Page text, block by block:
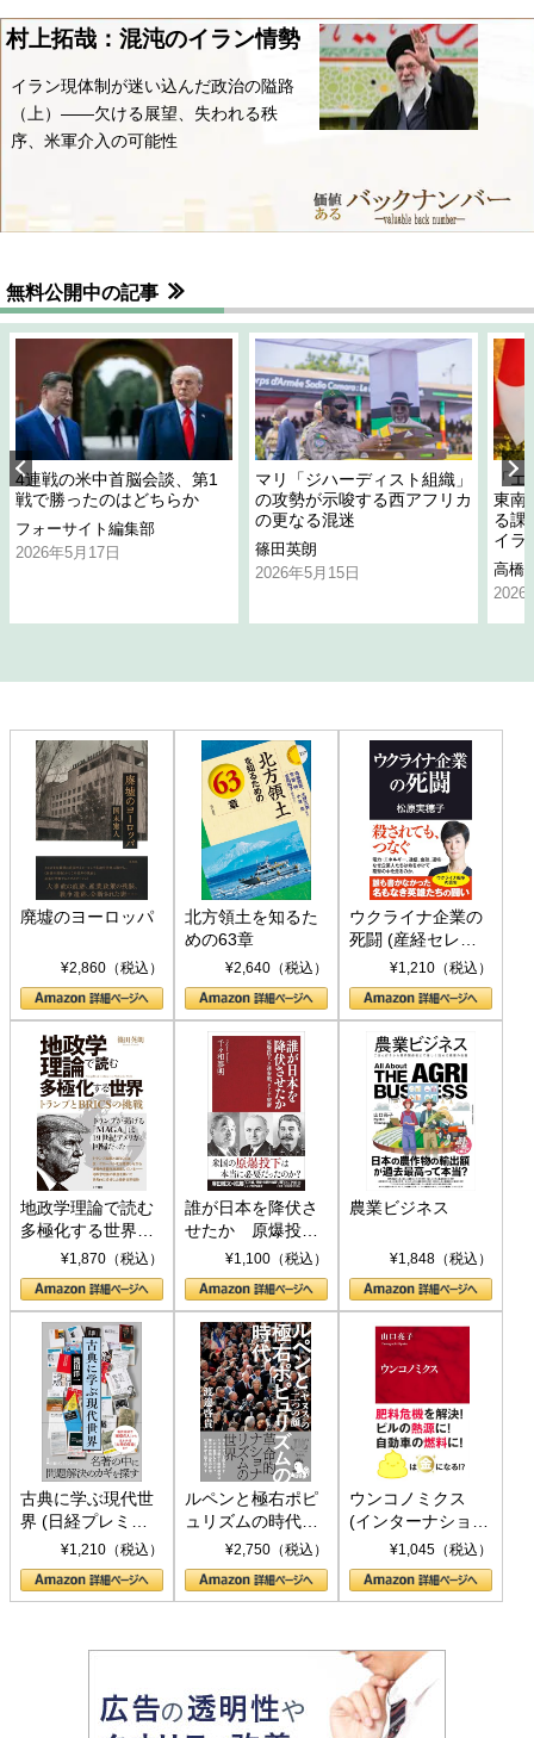
村上拓哉：混沌のイラン情勢
イラン現体制が迷い込んだ政治の隘路
（上）――欠ける展望、失われる秩
序、米軍介入の可能性
無料公開中の記事
4連戦の米中首脳会談、第1
戦で勝ったのはどちらか
フォーサイト編集部
2026年5月17日
マリ「ジハーディスト組織」
の攻勢が示唆する西アフリカ
の更なる混迷
篠田英朗
2026年5月15日
「
東南
る課
イラ
高橋
2026
廃墟のヨーロッパ
¥2,860（税込）
北方領土を知るた
めの63章
¥2,640（税込）
ウクライナ企業の
死闘 (産経セレク
ト S 039)¥1,210（税込）
地政学理論で読む
多極化する世界：
トランプとBRICS
の挑戦
¥1,870（税込）
誰が日本を降伏さ
せたか 原爆投
下、ソ連参戦、そ
して聖断 (PHP新
書)
¥1,100（税込）
農業ビジネス
¥1,848（税込）
古典に学ぶ現代世
界 (日経プレミア
シリーズ)¥1,210（税込）
ルペンと極右ポピ
ュリズムの時代：
〈ヤヌス〉の二つ
の顔
¥2,750（税込）
ウンコノミクス
(インターナショナ
ル新書)¥1,045（税込）